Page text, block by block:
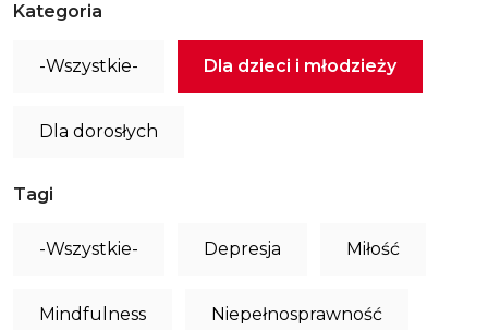
Kategoria
-Wszystkie- Dla dzieci i młodzieży
Dla dorosłych
Tagi
-Wszystkie- Depresja Miłość
Mindfulness Niepełnosprawność